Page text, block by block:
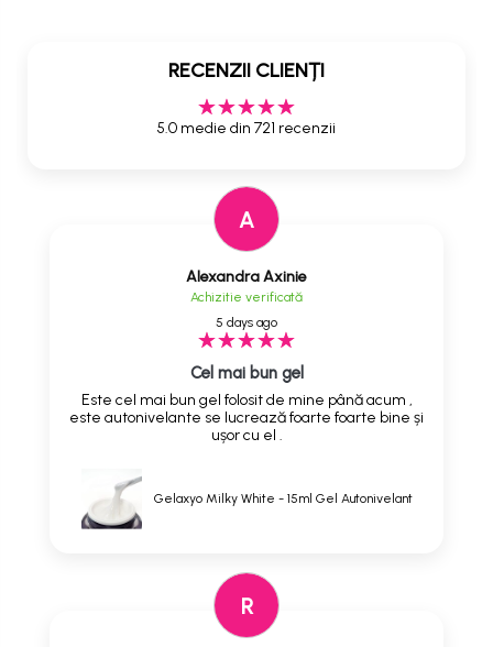
RECENZII CLIENȚI
5.0 medie din 721 recenzii
A
Alexandra Axinie
Achizitie verificată
5 days ago
Cel mai bun gel
Este cel mai bun gel folosit de mine până acum ,
este autonivelante se lucrează foarte foarte bine și
ușor cu el .
Gelaxyo Milky White - 15ml Gel Autonivelant
R